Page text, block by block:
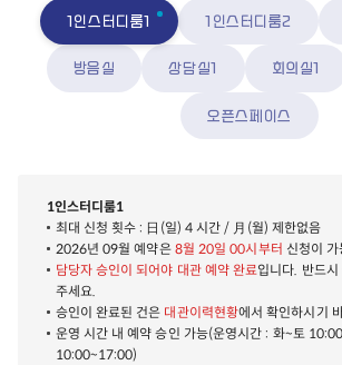
1인스터디룸1 1인스터디룸2
방음실 상담실1 회의실1
오픈스페이스
1인스터디룸1
최대 신청 횟수 : 日(일) 4 시간 / 月(월) 제한없음
2026년 09월 예약은 8월 20일 00시부터 신청이
담당자 승인이 되어야 대관 예약 완료입니다. 반드
주세요.
승인이 완료된 건은 대관이력현황에서 확인하시기
운영 시간 내 예약 승인 가능(운영시간 : 화~토
10:00~17:00)